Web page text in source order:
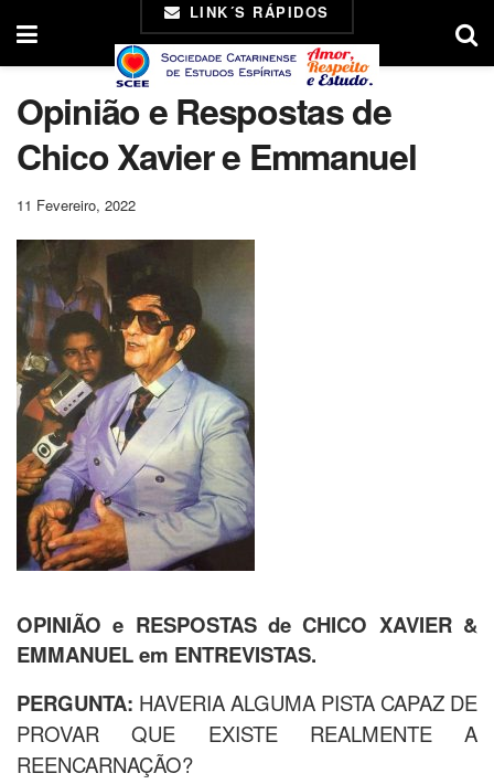
LINK´S RÁPIDOS
Opinião e Respostas de
Chico Xavier e Emmanuel
11 Fevereiro, 2022
OPINIÃO e RESPOSTAS de CHICO XAVIER &
EMMANUEL em ENTREVISTAS.
PERGUNTA: HAVERIA ALGUMA PISTA CAPAZ DE
PROVAR QUE EXISTE REALMENTE A
REENCARNAÇÃO?